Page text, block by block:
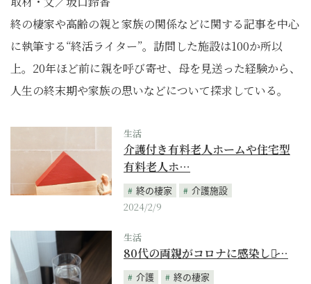
終の棲家や高齢の親と家族の関係などに関する記事を中心
に執筆する“終活ライター”。訪問した施設は100か所以
上。20年ほど前に親を呼び寄せ、母を見送った経験から、
人生の終末期や家族の思いなどについて探求している。
生活
介護付き有料老人ホームや住宅型
有料老人ホ…
終の棲家
介護施設
2024/2/9
生活
80代の両親がコロナに感染した̷…
介護
終の棲家